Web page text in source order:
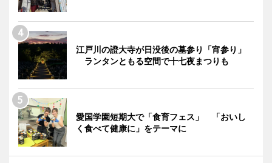
江戸川の證大寺が日没後の墓参り「宵参り」
ランタンともる空間で十七夜まつりも
愛国学園短期大で「食育フェス」 「おいし
く食べて健康に」をテーマに